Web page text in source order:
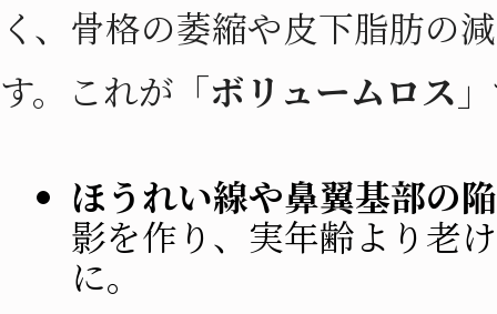
く、骨格の萎縮や皮下脂肪の
す。これが 「ボリュームロス」
ほうれい線や鼻翼基部の
影を作り、実年齢より老
に。